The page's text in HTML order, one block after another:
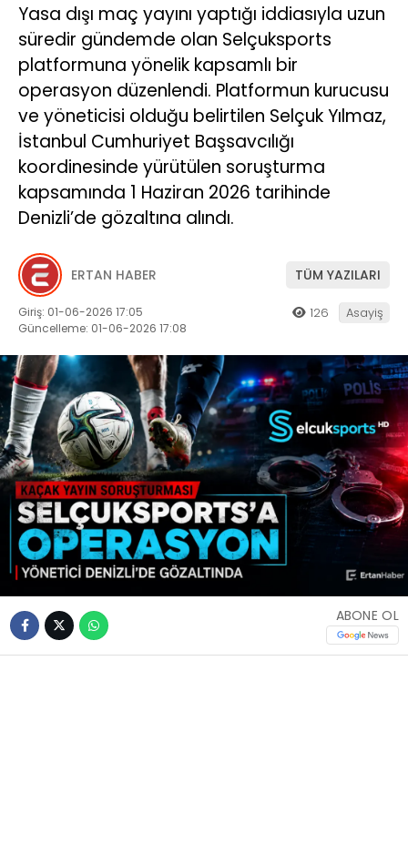
Yasa dışı maç yayını yaptığı iddiasıyla uzun
süredir gündemde olan Selçuksports
platformuna yönelik kapsamlı bir
operasyon düzenlendi. Platformun kurucusu
ve yöneticisi olduğu belirtilen Selçuk Yılmaz,
İstanbul Cumhuriyet Başsavcılığı
koordinesinde yürütülen soruşturma
kapsamında 1 Haziran 2026 tarihinde
Denizli’de gözaltına alındı.
ERTAN HABER TÜM YAZILARI
Giriş: 01-06-2026 17:05
Güncelleme: 01-06-2026 17:08
126 Asayiş
ABONE OL